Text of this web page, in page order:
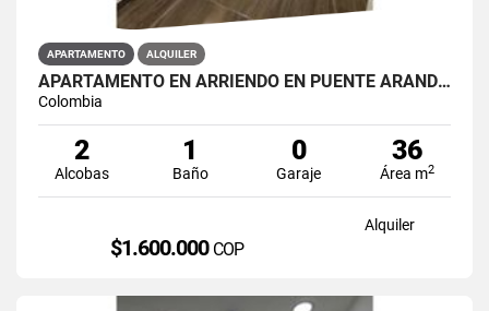
APARTAMENTO ALQUILER
APARTAMENTO EN ARRIENDO EN PUENTE ARANDA PRIMAVERA 6-39
Colombia
2
Alcobas
1
Baño
0
Garaje
36
Área m2
Alquiler
$1.600.000 COP